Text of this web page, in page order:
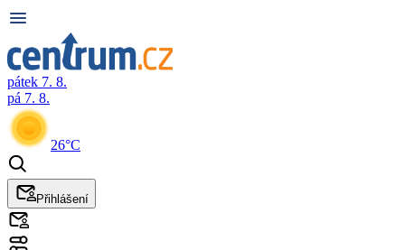
pátek 7. 8.
pá 7. 8.
26°C
Přihlášení